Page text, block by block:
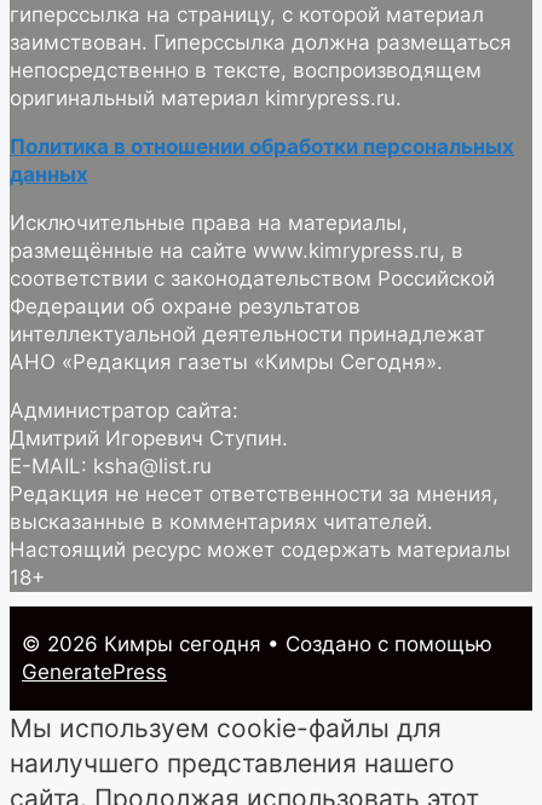
гиперссылка на страницу, с которой материал
заимствован. Гиперссылка должна размещаться
непосредственно в тексте, воспроизводящем
оригинальный материал kimrypress.ru.
Политика в отношении обработки персональных
данных
Исключительные права на материалы,
размещённые на сайте www.kimrypress.ru, в
соответствии с законодательством Российской
Федерации об охране результатов
интеллектуальной деятельности принадлежат
АНО «Редакция газеты «Кимры Сегодня».
Администратор сайта:
Дмитрий Игоревич Ступин.
E-MAIL: ksha@list.ru
Редакция не несет ответственности за мнения,
высказанные в комментариях читателей.
Настоящий ресурс может содержать материалы
18+
© 2026 Кимры cегодня • Создано с помощью
GeneratePress
Мы используем cookie-файлы для
наилучшего представления нашего
сайта. Продолжая использовать этот